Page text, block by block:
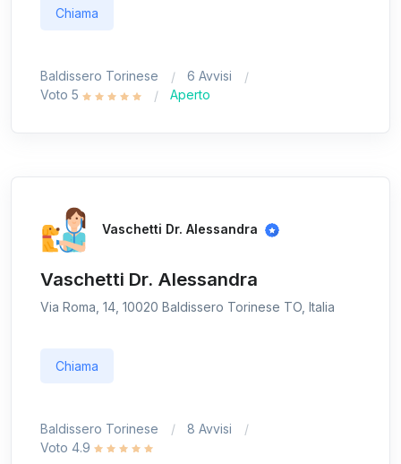
Chiama
Baldissero Torinese
6 Avvisi
Voto 5
Aperto
Vaschetti Dr. Alessandra
Vaschetti Dr. Alessandra
Via Roma, 14, 10020 Baldissero Torinese TO, Italia
Chiama
Baldissero Torinese
8 Avvisi
Voto 4.9